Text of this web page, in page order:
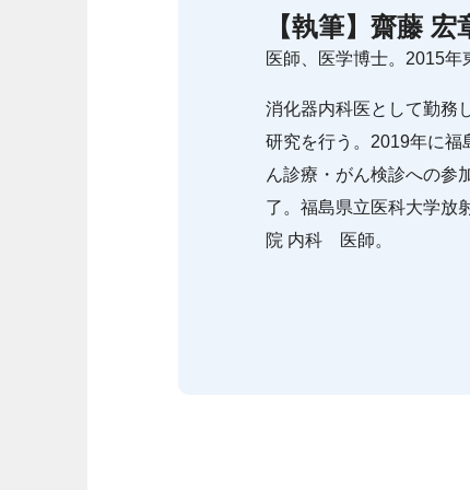
【執筆】 齋藤 宏
医師、医学博士。2015年
消化器内科医として勤務
研究を行う。2019年に
ん診療・がん検診への参
了。福島県立医科大学放
院 内科 医師。